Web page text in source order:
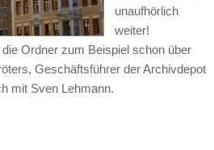
unaufhörlich
weiter!
Ordner zum Beispiel schon über
Geschäftsführer der Archivdepot
mit Sven Lehmann.